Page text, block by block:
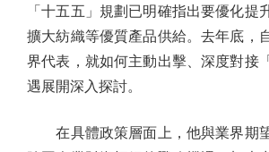
「十五五」規劃已明確指出要優化提
擴大紡織等優質產品供給。去年底，
界代表，就如何主動出擊、深度對接
遇展開深入探討。
在具體政策層面上，他與業界期